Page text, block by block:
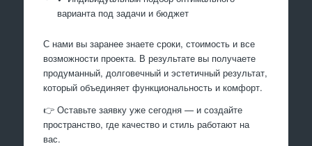
варианта под задачи и бюджет
С нами вы заранее знаете сроки, стоимость и все
возможности проекта. В результате вы получаете
продуманный, долговечный и эстетичный результат,
который объединяет функциональность и комфорт.
👉 Оставьте заявку уже сегодня — и создайте
пространство, где качество и стиль работают на
вас.